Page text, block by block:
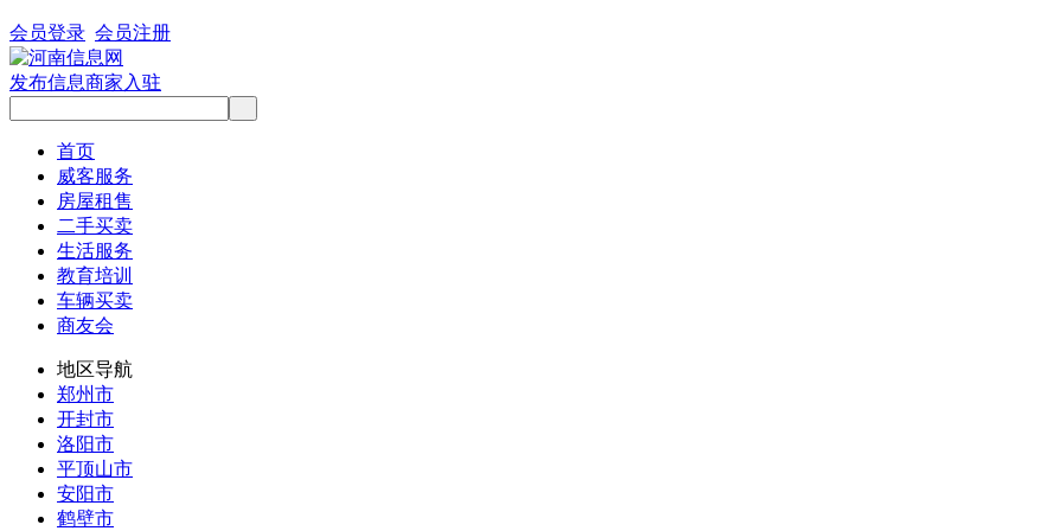
会员登录 会员注册
发布信息商家入驻
首页
威客服务
房屋租售
二手买卖
生活服务
教育培训
车辆买卖
商友会
地区导航
郑州市
开封市
洛阳市
平顶山市
安阳市
鹤壁市